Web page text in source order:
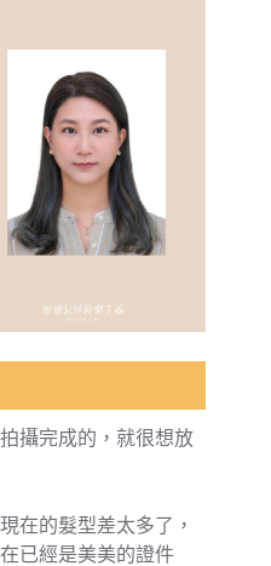
攝完成的，就很想放
在的髮型差太多了，
已經是美美的證件